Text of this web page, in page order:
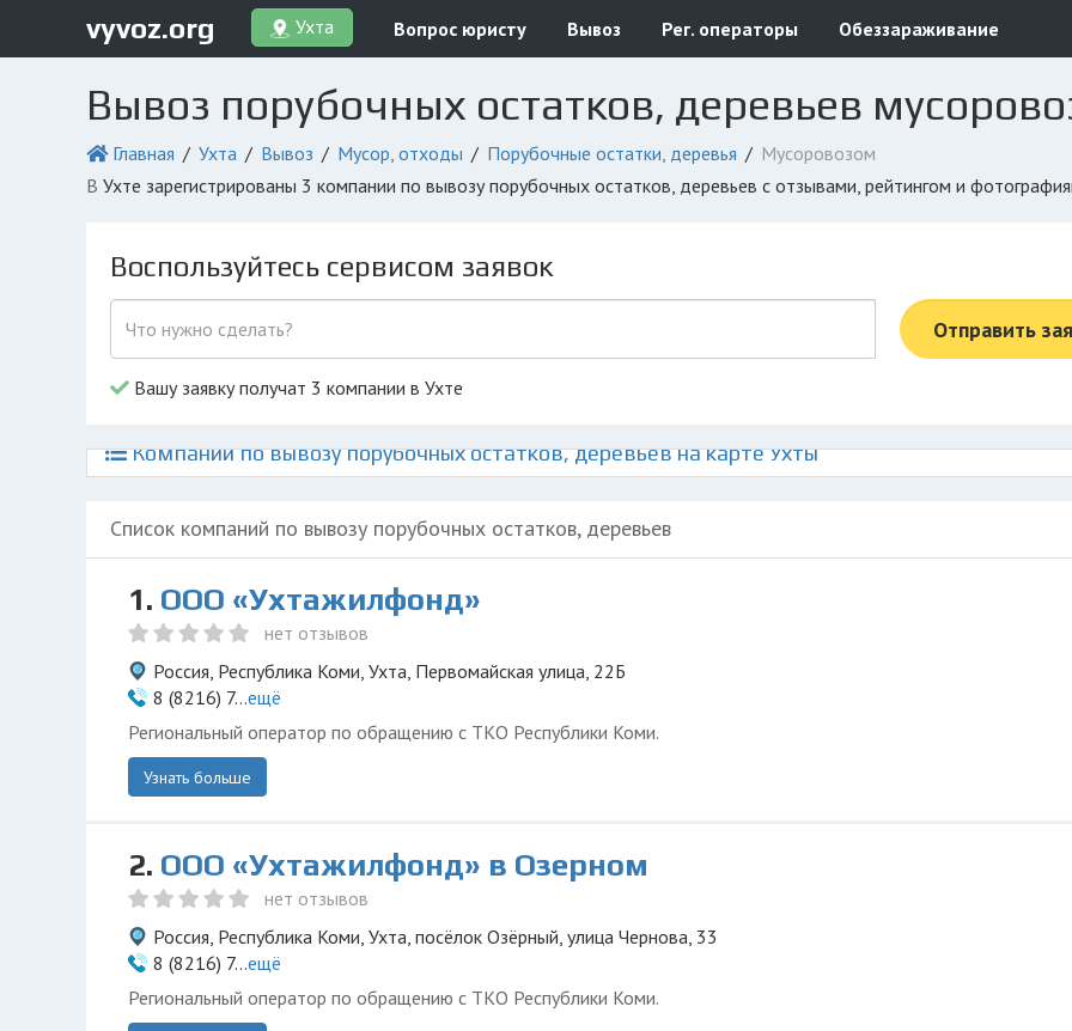
vyvoz.org Ухта Вопрос юристу Вывоз Рег. операторы Обеззараживание
Вывоз порубочных остатков, деревьев
Главная Ухта Вывоз Мусор, отходы Порубочные остатки, деревья
Мусоровозом
в Ухте зарегистрированы 3 компании по вывозу порубочных остатков, деревьев с отзывами, рейтингом и
Воспользуйтесь сервисом заявок
Отправить
Вашу заявку получат 3 компании в Ухте
Компании по вывозу порубочных остатков, деревьев на карте Ухты
Список компаний по вывозу порубочных остатков, деревьев
1. ООО «Ухтажилфонд»
нет отзывов
Россия, Республика Коми, Ухта, Первомайская улица, 22Б
8 (8216) 7...ещё
Региональный оператор по обращению с ТКО Республики Коми.
Узнать больше
2. ООО «Ухтажилфонд» в Озерном
нет отзывов
Россия, Республика Коми, Ухта, посёлок Озёрный, улица Чернова, 33
8 (8216) 7...ещё
Региональный оператор по обращению с ТКО Республики Коми.